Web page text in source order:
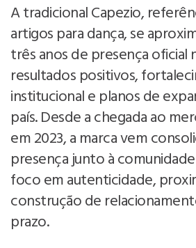
A tradicional Capezio,
artigos para dança, se
três anos de presença oficial
resultados positivos,
institucional e planos de
país. Desde a chegada ao
em 2023, a marca vem
presença junto à
foco em autenticidade,
construção de
prazo.